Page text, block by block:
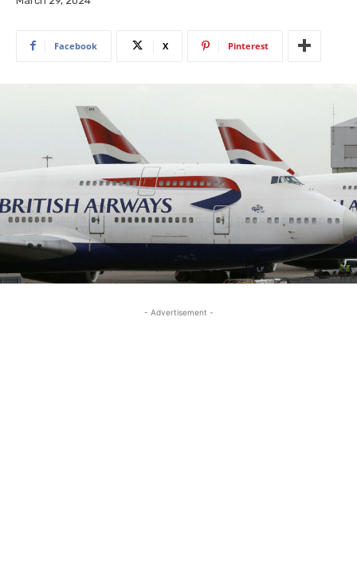
Facebook X Pinterest
- Advertisement -